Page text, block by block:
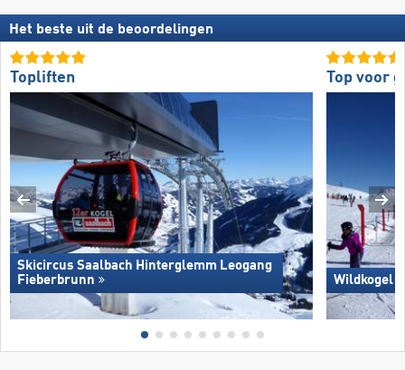
Het beste uit de beoordelingen
Topliften
Skicircus Saalbach Hinterglemm Leogang
Fieberbrunn
Top voor
Wildkogel